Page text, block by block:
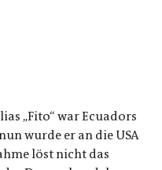
„Fito“ war Ecuadors
wurde er an die USA
löst nicht das